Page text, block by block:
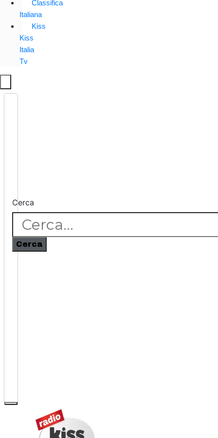
Classifica
Italiana
Kiss
Kiss
Italia
Tv
Cerca
Cerca